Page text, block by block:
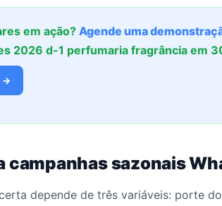
em ação? Agende uma
2026 d-1 perfumaria fragrância em
→
campanhas sazonais
depende de três variáveis: porte